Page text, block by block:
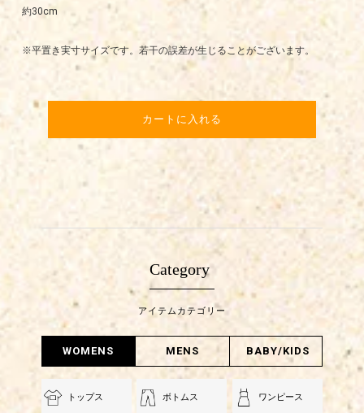
約30cm
※平置き実寸サイズです。若干の誤差が生じることがございます。
カートに入れる
Category
アイテムカテゴリー
WOMENS MENS BABY/KIDS
トップス ボトムス ワンピース